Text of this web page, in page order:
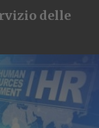
delle